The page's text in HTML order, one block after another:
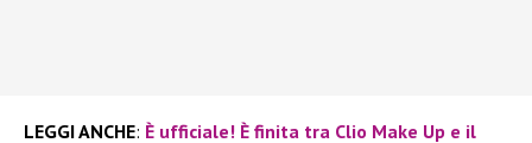
LEGGI ANCHE: È ufficiale! È finita tra Clio Make Up e il